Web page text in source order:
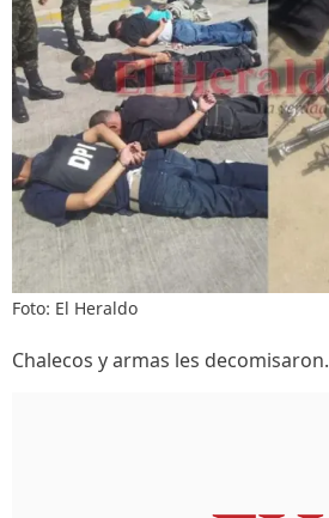
Foto: El Heraldo
Chalecos y armas les decomisaron.